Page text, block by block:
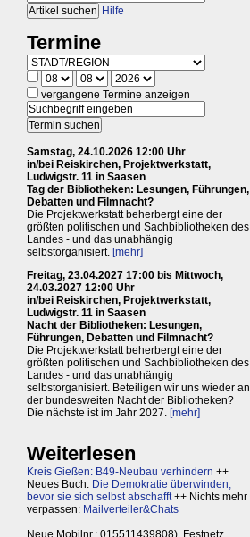
Hilfe
Termine
vergangene Termine anzeigen
Samstag, 24.10.2026 12:00 Uhr
in/bei Reiskirchen, Projektwerkstatt,
Ludwigstr. 11 in Saasen
Tag der Bibliotheken: Lesungen, Führungen,
Debatten und Filmnacht?
Die Projektwerkstatt beherbergt eine der
größten politischen und Sachbibliotheken des
Landes - und das unabhängig
selbstorganisiert. [mehr]
Freitag, 23.04.2027 17:00 bis Mittwoch,
24.03.2027 12:00 Uhr
in/bei Reiskirchen, Projektwerkstatt,
Ludwigstr. 11 in Saasen
Nacht der Bibliotheken: Lesungen,
Führungen, Debatten und Filmnacht?
Die Projektwerkstatt beherbergt eine der
größten politischen und Sachbibliotheken des
Landes - und das unabhängig
selbstorganisiert. Beteiligen wir uns wieder an
der bundesweiten Nacht der Bibliotheken?
Die nächste ist im Jahr 2027. [mehr]
Weiterlesen
Kreis Gießen: B49-Neubau verhindern ++
Neues Buch: Die Demokratie überwinden,
bevor sie sich selbst abschafft++ Nichts mehr
verpassen: Mailverteiler&Chats